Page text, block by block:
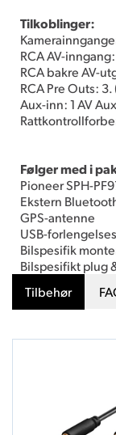
Tilkoblinger:
RCA AV-inngang:
RCA bakre AV-
RCA Pre Outs:
Aux-inn: 1 AV
Følger med i
Pioneer SPH-
Ekstern
GPS-antenne
USB-
Bilspesifik
Bilspesifikt plug
Tilbehør